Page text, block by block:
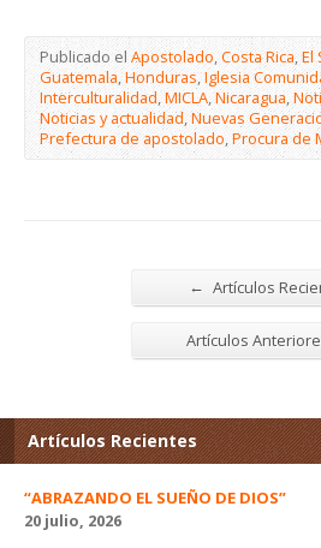
Publicado el Apostolado,Costa Rica,El
Guatemala,Honduras,Iglesia
Interculturalidad,MICLA,Nicaragua,
Noticias y actualidad,Nuevas
Prefectura de apostolado,Procura de
← Artículos
Artículos
Artículos Recientes
“ABRAZANDO EL SUEÑO DE DIOS”
20 julio, 2026